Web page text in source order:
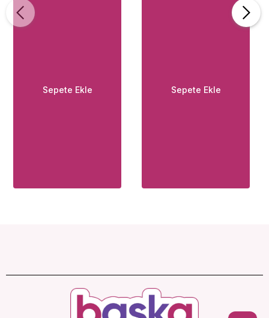
Massager Masaj
Wand Vibratör Rose
Sepete Ekle Sepete Ekle